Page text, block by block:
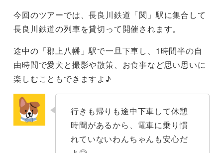
今回のツアーでは、長良川鉄道「関」駅に集合して
長良川鉄道の列車を貸切って開催されます。
途中の「郡上八幡」駅で一旦下車し、1時間半の自
由時間で愛犬と撮影や散策、お食事など思い思いに
楽しむこともできますよ♪
行きも帰りも途中下車して休憩
時間があるから、電車に乗り慣
れていないわんちゃんも安心だ